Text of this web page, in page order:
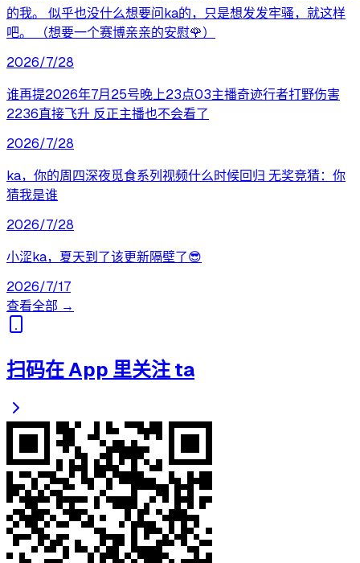
的我。 似乎也没什么想要问ka的，只是想发发牢骚，就这样
吧。 （想要一个赛博亲亲的安慰🌹）
2026/7/28
谁再提2026年7月25号晚上23点03主播奇迹行者打野伤害
2236直接飞升 反正主播也不会看了
2026/7/28
ka，你的周四深夜觅食系列视频什么时候回归 无奖竞猜：你
猜我是谁
2026/7/28
小涩ka，夏天到了该更新隔壁了😎
2026/7/17
查看全部 →
扫码在 App 里关注 ta